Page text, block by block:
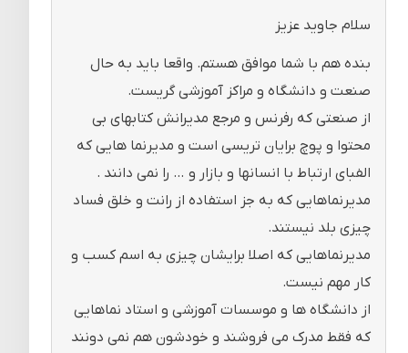
سلام جاوید عزیز
بنده هم با شما موافق هستم. واقعا باید به حال
صنعت و دانشگاه و مراکز آموزشی گریست.
از صنعتی که رفرنس و مرجع مدیرانش کتابهای بی
محتوا و پوچ برایان تریسی است و مدیرنما هایی که
الفبای ارتباط با انسانها و بازار و … را نمی دانند .
مدیرنماهایی که به جز استفاده از رانت و خلق فساد
چیزی بلد نیستند.
مدیرنماهایی که اصلا برایشان چیزی به اسم کسب و
کار مهم نیست.
از دانشگاه ها و موسسات آموزشی و استاد نماهایی
که فقط مدرک می فروشند و خودشون هم نمی دونند